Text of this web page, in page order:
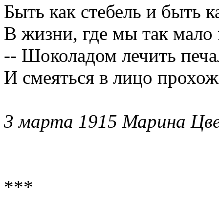
Быть как стебель и быть
В жизни, где мы так
-- Шоколадом лечить
И смеяться в лицо
3 марта 1915 Марина
***